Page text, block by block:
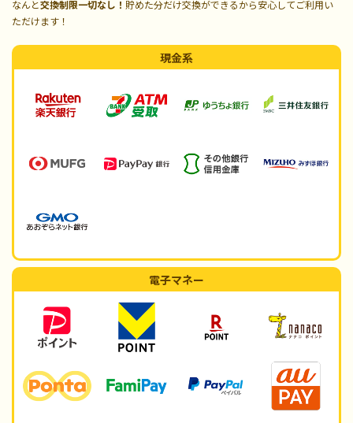
なんと交換制限一切なし！ 貯めた分だけ交換ができるから安心してご利用い
ただけます！
現金系
電子マネー